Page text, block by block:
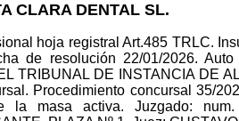
CLARA DENTAL SL.
hoja registral Art.485 TRLC.
de resolución 22/01/2026.
TRIBUNAL DE INSTANCIA DE
Procedimiento concursal 35/
la masa activa. Juzgado: